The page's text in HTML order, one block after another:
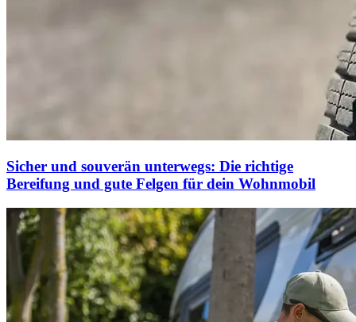
Sicher und souverän unterwegs: Die richtige
Bereifung und gute Felgen für dein Wohnmobil